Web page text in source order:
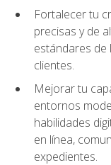
Fortalecer tu
precisas y de
estándares de
clientes.
Mejorar tu
entornos
habilidades
en línea,
expedientes.